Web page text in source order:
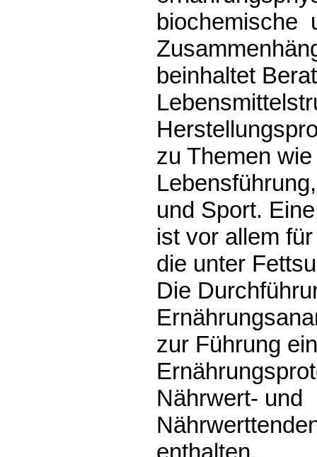
biochemische
beinhaltet
zu Themen
und Sport.
ist vor allem
die unter
Die
zur Führung
Nährwert- und
enthalten.